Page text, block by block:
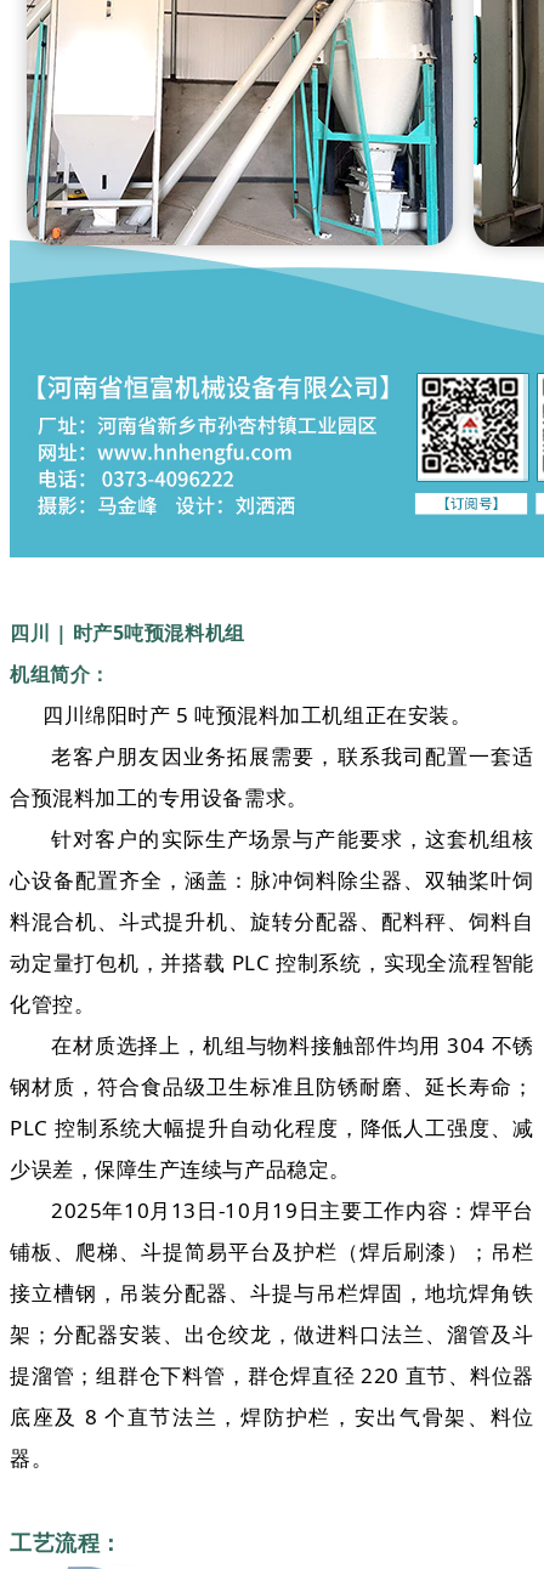
四川 | 时产5吨预混料机组
机组简介：
四川绵阳时产 5 吨预混料加工机组正在安装。
老客户朋友因业务拓展需要，联系我司配置一套适
合预混料加工的专用设备需求。
针对客户的实际生产场景与产能要求，这套机组核
心设备配置齐全，涵盖：脉冲饲料除尘器、双轴桨叶饲
料混合机、斗式提升机、旋转分配器、配料秤、饲料自
动定量打包机，并搭载 PLC 控制系统，实现全流程智能
化管控。
在材质选择上，机组与物料接触部件均用 304 不锈
钢材质，符合食品级卫生标准且防锈耐磨、延长寿命；
PLC 控制系统大幅提升自动化程度，降低人工强度、减
少误差，保障生产连续与产品稳定。
2025年10月13日-10月19日主要工作内容：焊平台
铺板、爬梯、斗提简易平台及护栏（焊后刷漆）；吊栏
接立槽钢，吊装分配器、斗提与吊栏焊固，地坑焊角铁
架；分配器安装、出仓绞龙，做进料口法兰、溜管及斗
提溜管；组群仓下料管，群仓焊直径 220 直节、料位器
底座及 8 个直节法兰，焊防护栏，安出气骨架、料位
器。
工艺流程：